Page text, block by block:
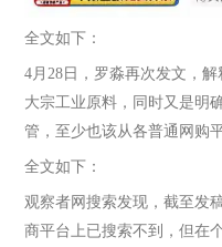
全文如下：
4月28日，罗淼再次发文，
大宗工业原料，同时又是明
管，至少也该从各普通网购
全文如下：
观察者网搜索发现，截至发
商平台上已搜索不到，但在